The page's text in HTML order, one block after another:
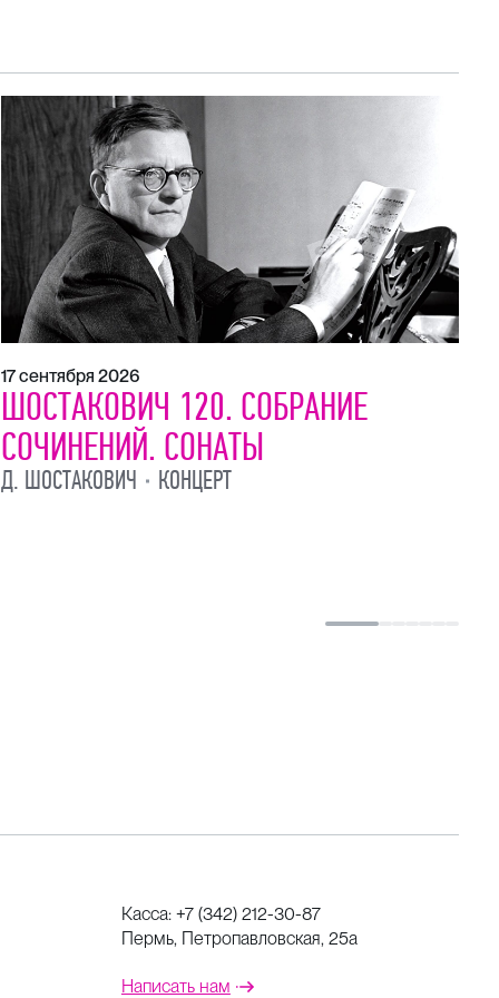
17 сентября 2026
ШОСТАКОВИЧ 120. СОБРАНИЕ
СОЧИНЕНИЙ. СОНАТЫ
Д. ШОСТАКОВИЧ КОНЦЕРТ
Касса: +7 (342) 212-30-87
Пермь, Петропавловская, 25а
Написать нам